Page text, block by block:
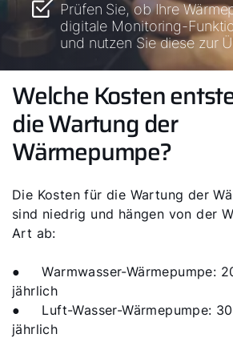
Prüfen Sie, ob Ihre
digitale Monitoring-
und nutzen Sie diese zur
Welche Kosten
die Wartung der
Wärmepumpe?
Die Kosten für die Wartung der
sind niedrig und hängen von der
Art ab:
●Warmwasser-Wärmepumpe:
jährlich
● Luft-Wasser-Wärmepumpe:
jährlich